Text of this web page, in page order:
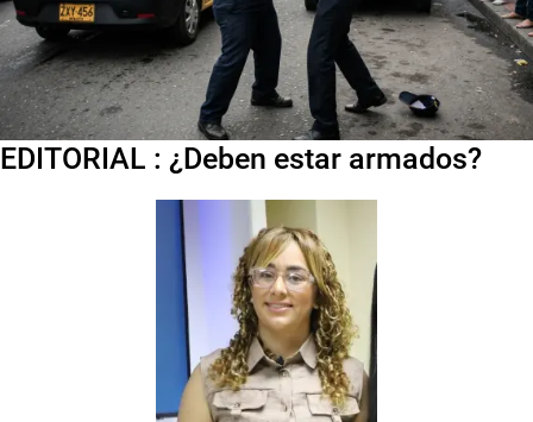
EDITORIAL : ¿Deben estar armados?